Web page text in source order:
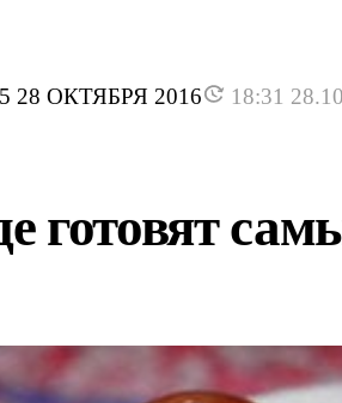
28 ОКТЯБРЯ 2016 18:31
готовят